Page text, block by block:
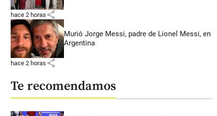
hace 2 horas share
Murió Jorge Messi, padre de Lionel Messi, en
Argentina
hace 2 horas share
Te recomendamos